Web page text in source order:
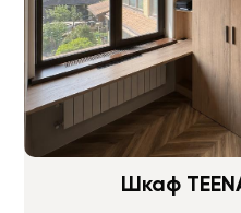
Шкаф